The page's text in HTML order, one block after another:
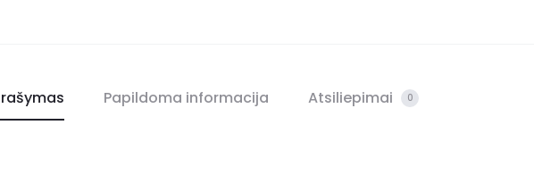
Papildoma informacija Atsiliepimai 0